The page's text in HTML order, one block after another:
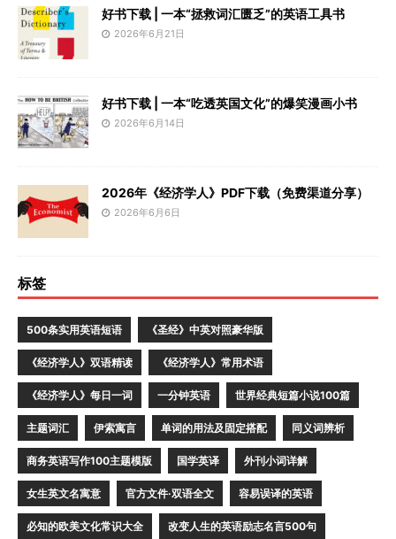
好书下载 | 一本“拯救词汇匮乏”的英语工具书
2026年6月21日
好书下载 | 一本“吃透英国文化”的爆笑漫画小书
2026年6月14日
2026年《经济学人》PDF下载（免费渠道分享）
2026年6月6日
标签
500条实用英语短语 《圣经》中英对照豪华版
《经济学人》双语精读 《经济学人》常用术语
《经济学人》每日一词 一分钟英语 世界经典短篇小说100篇
主题词汇 伊索寓言 单词的用法及固定搭配 同义词辨析
商务英语写作100主题模版 国学英译 外刊小词详解
女生英文名寓意 官方文件·双语全文 容易误译的英语
必知的欧美文化常识大全 改变人生的英语励志名言500句